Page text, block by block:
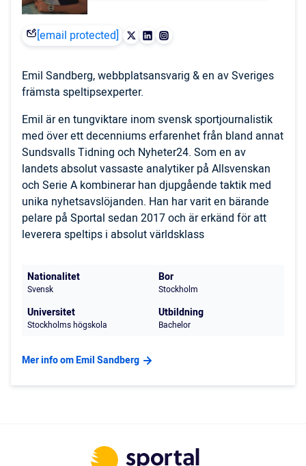
[email protected]
Emil Sandberg, webbplatsansvarig & en av Sveriges
främsta speltipsexperter.
Emil är en tungviktare inom svensk sportjournalistik
med över ett decenniums erfarenhet från bland annat
Sundsvalls Tidning och Nyheter24. Som en av
landets absolut vassaste analytiker på Allsvenskan
och Serie A kombinerar han djupgående taktik med
unika nyhetsavslöjanden. Han har varit en bärande
pelare på Sportal sedan 2017 och är erkänd för att
leverera speltips i absolut världsklass
Nationalitet
Svensk
Bor
Stockholm
Universitet
Stockholms högskola
Utbildning
Bachelor
Mer info om Emil Sandberg